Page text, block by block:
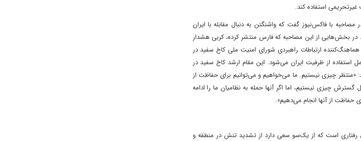
با فاکس‌نیوز گفت که واشنگتن به دنبال مقابله با ایران
بخش‌هایی از این مصاحبه که فارس منتشر کرده، کربی هشدار
ارتباطات راهبردی شورای امنیت ملی کاخ سفید در
از ظرفیت ایران می‌شود. این مقام ارشد کاخ سفید در
«منتظر چیزی نیستیم. ما می‌خواهیم و می‌توانیم برای حفاظت از
گسترش چیزی نیستیم، اما اگر آنها حمله به نظامیان ما را ادامه
حفاظت از آنها انجام می‌دهیم».
است که از یک‌سو سعی دارد از تشدید تنش در منطقه و